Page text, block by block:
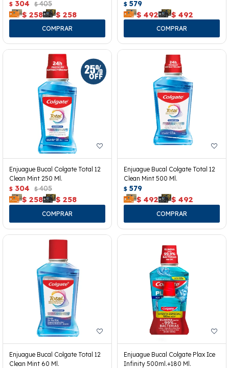
$ 304 $ 405
$ 258 $ 258
$ 579
$ 492 $ 492
Enjuague Bucal Colgate Total 12
Clean Mint 250 Ml.
$ 304 $ 405
$ 258 $ 258
Enjuague Bucal Colgate Total 12
Clean Mint 500 Ml.
$ 579
$ 492 $ 492
Enjuague Bucal Colgate Total 12
Clean Mint 60 Ml.
Enjuague Bucal Colgate Plax Ice
Infinity 500ml.+180 Ml.